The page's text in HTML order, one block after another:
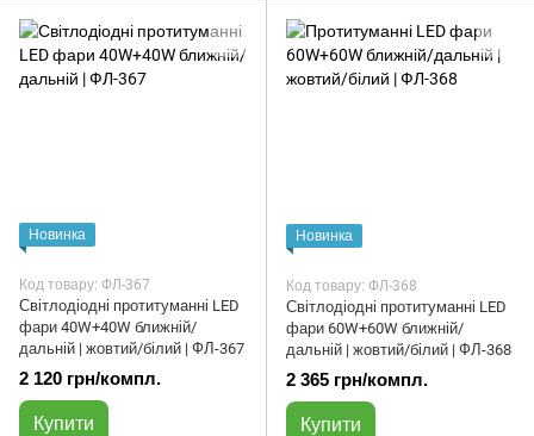
Новинка
Код товару: ФЛ-367
Світлодіодні протитуманні LED
фари 40W+40W ближній/
дальній | жовтий/білий | ФЛ-367
2 120 грн/компл.
Купити
Новинка
Код товару: ФЛ-368
Світлодіодні протитуманні LED
фари 60W+60W ближній/
дальній | жовтий/білий | ФЛ-368
2 365 грн/компл.
Купити